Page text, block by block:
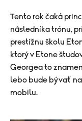
Tento rok čaká
následníka trónu,
prestížnu školu
ktorý v Etone
Georgea to
lebo bude bývať
mobilu.